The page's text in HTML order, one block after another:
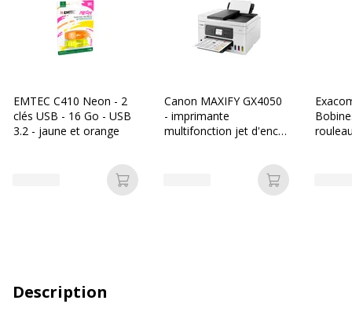
EMTEC C410 Neon - 2
clés USB - 16 Go - USB
3.2 - jaune et orange
Ajouter au panier
Canon MAXIFY GX4050
- imprimante
multifonction jet d'encre
Ajouter au
Description